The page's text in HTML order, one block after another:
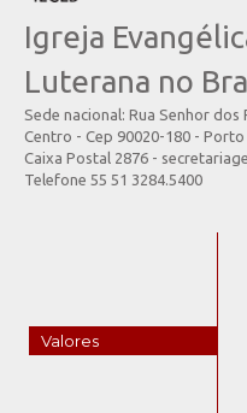
Igreja
Luterana no
Sede nacional: Rua Senhor dos
Centro - Cep 90020-180 -
Caixa Postal 2876 -
Telefone 55 51 3284.5400
Valores